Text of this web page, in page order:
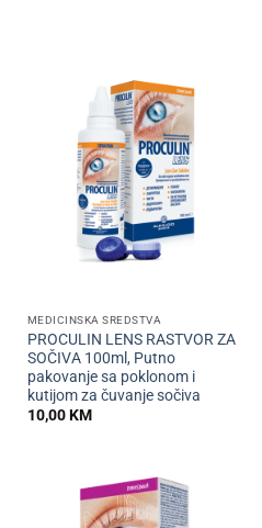
MEDICINSKA SREDSTVA
PROCULIN LENS RASTVOR ZA
SOČIVA 100ml, Putno
pakovanje sa poklonom i
kutijom za čuvanje sočiva
10,00KM